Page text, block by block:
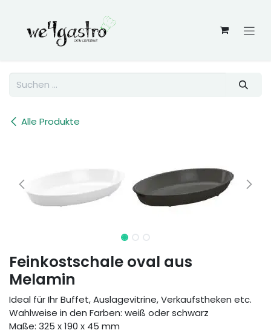
Alle Produkte
Feinkostschale oval aus
Melamin
Ideal für Ihr Buffet, Auslagevitrine, Verkaufstheken etc.
Wahlweise in den Farben: weiß oder schwarz
Maße: 325 x 190 x 45 mm